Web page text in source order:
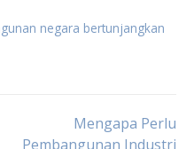
negara bertunjangkan
Mengapa Perlu
Pembangunan Industri